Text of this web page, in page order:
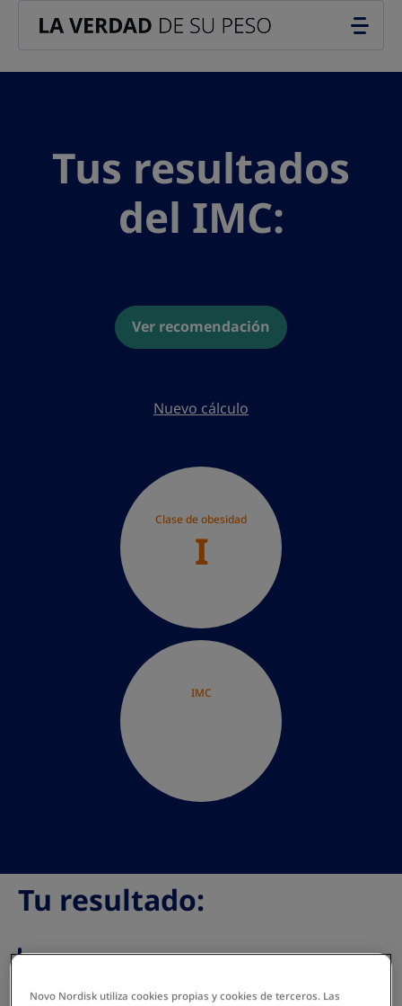
Tus resultados
del IMC:
Ver recomendación
Nuevo cálculo
Clase de obesidad
I
IMC
Tu resultado:
Novo Nordisk utiliza cookies propias y cookies de terceros. Las